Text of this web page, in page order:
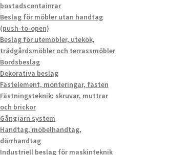
bostadscontainrar
Beslag för möbler utan handtag
(push-to-open)
Beslag för utemöbler, utekök,
trädgårdsmöbler och terrassmöbler
Bordsbeslag
Dekorativa beslag
Fästelement, monteringar, fästen
Fästningsteknik: skruvar, muttrar
och brickor
Gångjärn system
Handtag, möbelhandtag,
dörrhandtag
Industriell beslag för maskinteknik